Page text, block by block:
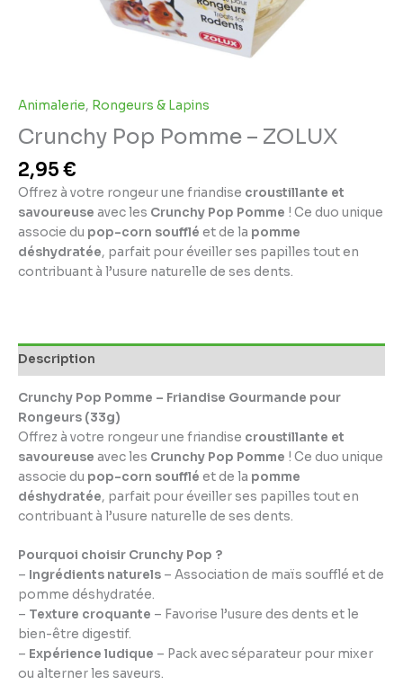
Animalerie, Rongeurs & Lapins
Crunchy Pop Pomme – ZOLUX
2,95€
Offrez à votre rongeur une friandise croustillante et
savoureuse avec les Crunchy Pop Pomme ! Ce duo unique
associe du pop-corn soufflé et de la pomme
déshydratée, parfait pour éveiller ses papilles tout en
contribuant à l’usure naturelle de ses dents.
Description
Crunchy Pop Pomme – Friandise Gourmande pour
Rongeurs (33g)
Offrez à votre rongeur une friandise croustillante et
savoureuse avec les Crunchy Pop Pomme ! Ce duo unique
associe du pop-corn soufflé et de la pomme
déshydratée, parfait pour éveiller ses papilles tout en
contribuant à l’usure naturelle de ses dents.
Pourquoi choisir Crunchy Pop ?
– Ingrédients naturels – Association de maïs soufflé et de
pomme déshydratée.
– Texture croquante – Favorise l’usure des dents et le
bien-être digestif.
– Expérience ludique – Pack avec séparateur pour mixer
ou alterner les saveurs.